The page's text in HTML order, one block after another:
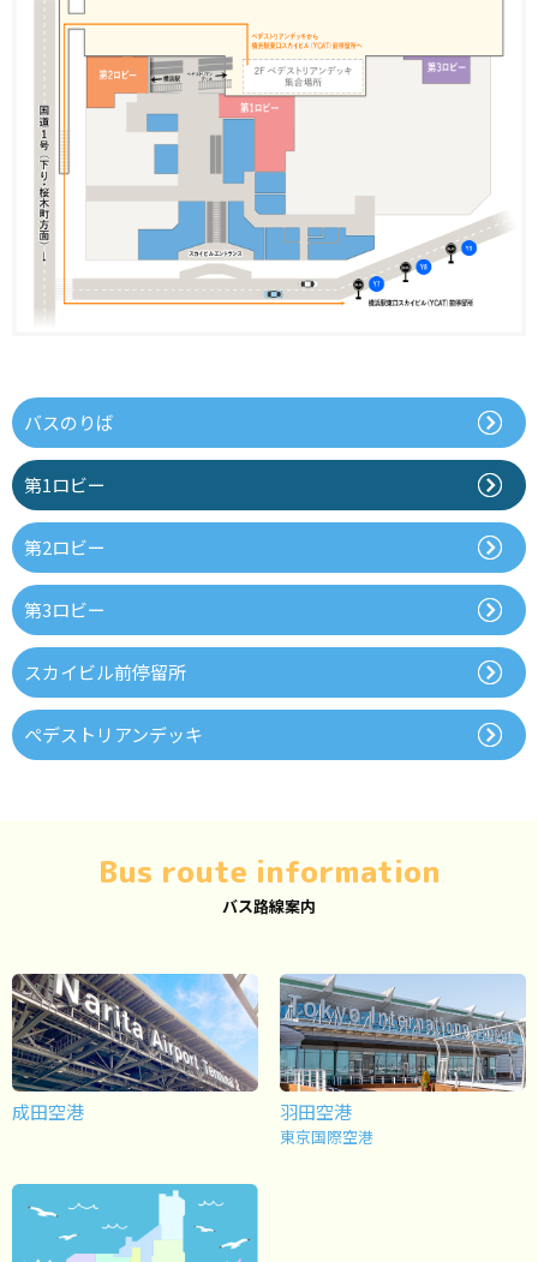
バスのりば
第1ロビー
第2ロビー
第3ロビー
スカイビル前停留所
ペデストリアンデッキ
Bus route information
バス路線案内
成田空港 羽田空港
東京国際空港